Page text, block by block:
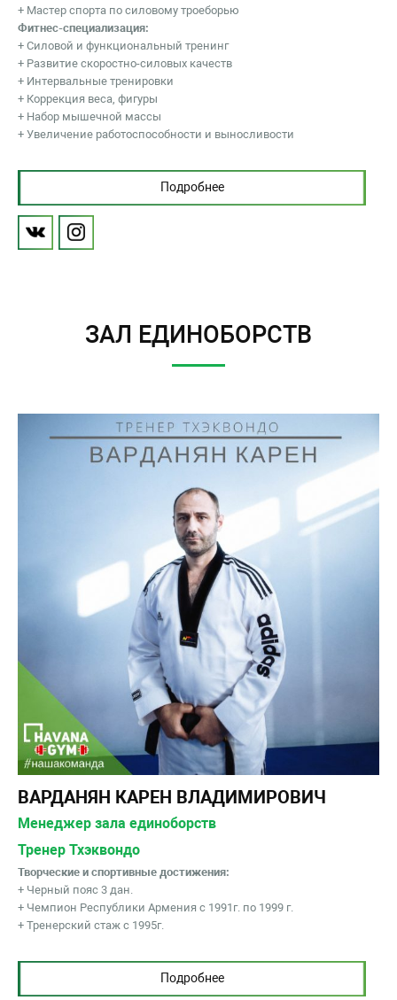
+ Мастер спорта по силовому троеборью
Фитнес-специализация:
+ Силовой и функциональный тренинг
+ Развитие скоростно-силовых качеств
+ Интервальные тренировки
+ Коррекция веса, фигуры
+ Набор мышечной массы
+ Увеличение работоспособности и выносливости
Подробнее
ЗАЛ ЕДИНОБОРСТВ
ВАРДАНЯН КАРЕН ВЛАДИМИРОВИЧ
Менеджер зала единоборств
Тренер Тхэквондо
Творческие и спортивные достижения:
+ Черный пояс 3 дан.
+ Чемпион Республики Армения с 1991г. по 1999 г.
+ Тренерский стаж с 1995г.
Подробнее